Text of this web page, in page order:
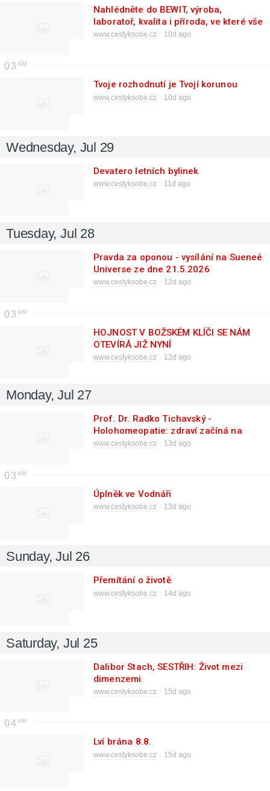
Nahlédněte do BEWIT, výroba,
laboratoř, kvalita i příroda, ve které vše
začíná
www.cestyksobe.cz 10d ago
03
Tvoje rozhodnutí je Tvojí korunou
www.cestyksobe.cz 10d ago
Wednesday, Jul 29
Devatero letních bylinek
www.cestyksobe.cz 11d ago
Tuesday, Jul 28
Pravda za oponou - vysílání na Sueneé
Universe ze dne 21.5.2026
www.cestyksobe.cz 12d ago
03
HOJNOST V BOŽSKÉM KLÍČI SE NÁM
OTEVÍRÁ JIŽ NYNÍ
www.cestyksobe.cz 12d ago
Monday, Jul 27
Prof. Dr. Radko Tichavský -
Holohomeopatie: zdraví začíná na
poli
www.cestyksobe.cz 13d ago
03
Úplněk ve Vodnáři
www.cestyksobe.cz 13d ago
Sunday, Jul 26
Přemítání o životě
www.cestyksobe.cz 14d ago
Saturday, Jul 25
Dalibor Stach, SESTŘIH: Život mezi
dimenzemi
www.cestyksobe.cz 15d ago
04
Lví brána 8.8.
www.cestyksobe.cz 15d ago